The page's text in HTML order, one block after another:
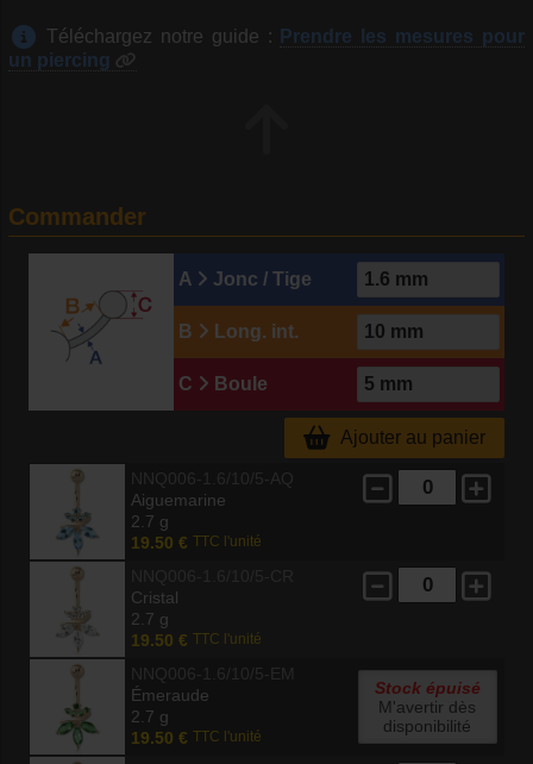
Téléchargez notre guide :
Prendre les mesures pour
un piercing
Commander
A Jonc / Tige
B Long. int.
C Boule
Ajouter au panier
Aiguemarine
2.7 g
19.50 € TTC l'unité
Cristal
2.7 g
19.50 € TTC l'unité
Émeraude
2.7 g
19.50 € TTC l'unité
Stock épuisé
M'avertir dès
disponibilité